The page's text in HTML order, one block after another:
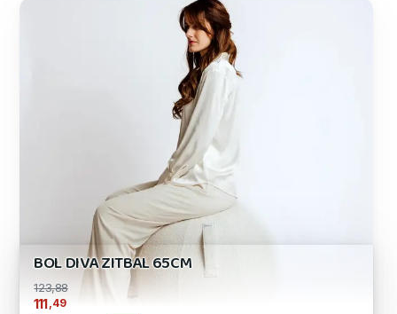
BOL DIVA ZITBAL 65CM
123,88
111 ,49